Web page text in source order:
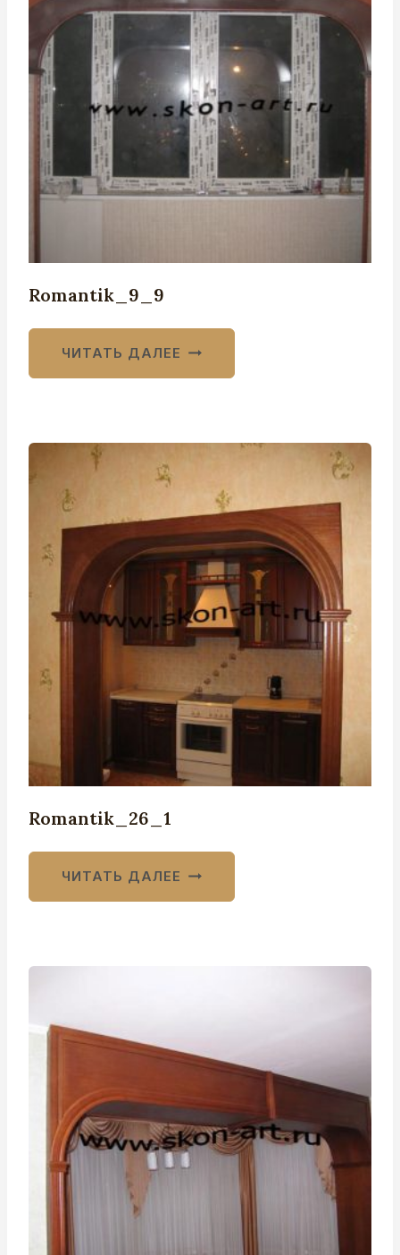
Romantik_9_9
ЧИТАТЬ ДАЛЕЕ
Romantik_26_1
ЧИТАТЬ ДАЛЕЕ